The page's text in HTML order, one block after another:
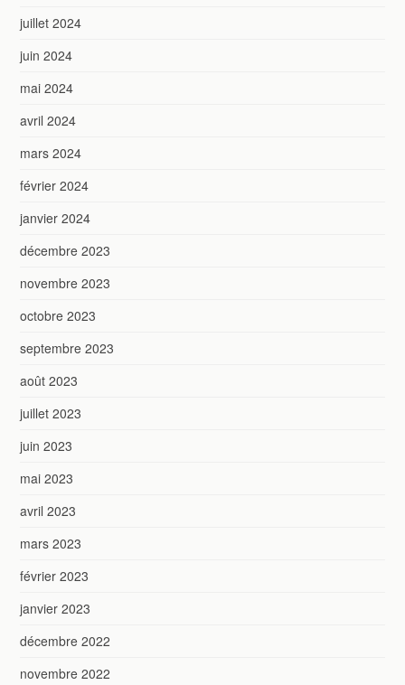
juillet 2024
juin 2024
mai 2024
avril 2024
mars 2024
février 2024
janvier 2024
décembre 2023
novembre 2023
octobre 2023
septembre 2023
août 2023
juillet 2023
juin 2023
mai 2023
avril 2023
mars 2023
février 2023
janvier 2023
décembre 2022
novembre 2022